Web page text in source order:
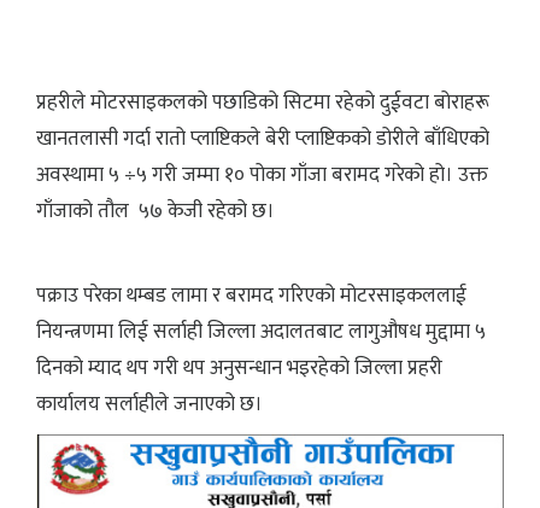
प्रहरीले मोटरसाइकलको पछाडिको सिटमा रहेको दुईवटा बोराहरू
खानतलासी गर्दा रातो प्लाष्टिकले बेरी प्लाष्टिकको डोरीले बाँधिएको
अवस्थामा ५ ÷५ गरी जम्मा १० पोका गाँजा बरामद गरेको हो। उक्त
गाँजाको तौल ५७ केजी रहेको छ।
पक्राउ परेका थम्बड लामा र बरामद गरिएको मोटरसाइकललाई
नियन्त्रणमा लिई सर्लाही जिल्ला अदालतबाट लागुऔषध मुद्दामा ५
दिनको म्याद थप गरी थप अनुसन्धान भइरहेको जिल्ला प्रहरी
कार्यालय सर्लाहीले जनाएको छ।